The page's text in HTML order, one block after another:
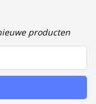
producten